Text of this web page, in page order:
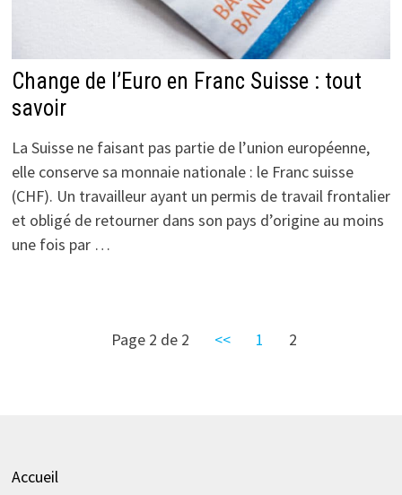
Change de l’Euro en Franc Suisse : tout
savoir
La Suisse ne faisant pas partie de l’union européenne,
elle conserve sa monnaie nationale : le Franc suisse
(CHF). Un travailleur ayant un permis de travail frontalier
et obligé de retourner dans son pays d’origine au moins
une fois par …
Page 2 de 2 << 1 2
Accueil